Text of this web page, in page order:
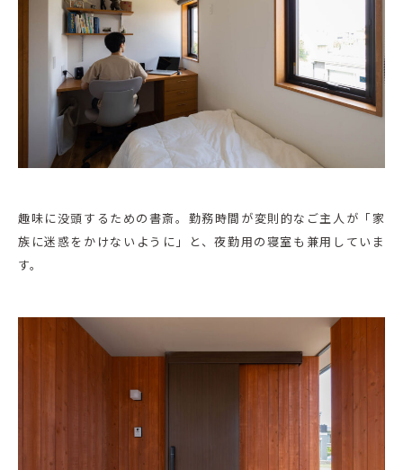
趣味に没頭するための書斎。勤務時間が変則的なご主人が「家
族に迷惑をかけないように」と、夜勤用の寝室も兼用していま
す。